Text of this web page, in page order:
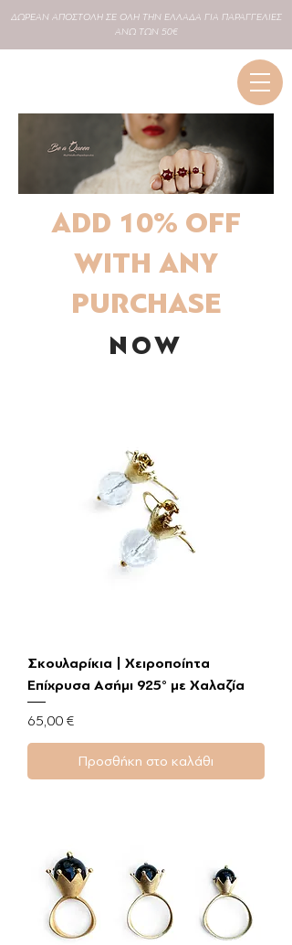
ΔΩΡΕΑΝ ΑΠΟΣΤΟΛΗ ΣΕ ΟΛΗΤΗΝ ΕΛΛΑΔΑ ΓΙΑ ΠΑΡΑΓΓΕΛΙΕΣ
ΑΝΩ ΤΩΝ 50€
ADD 10% OFF
WITH ANY
PURCHASE
NOW
Σκουλαρίκια | Χειροποίητα
Επίχρυσα Ασήμι 925° με Χαλαζία
Τιμή
65,00 €
Προσθήκη στο καλάθι